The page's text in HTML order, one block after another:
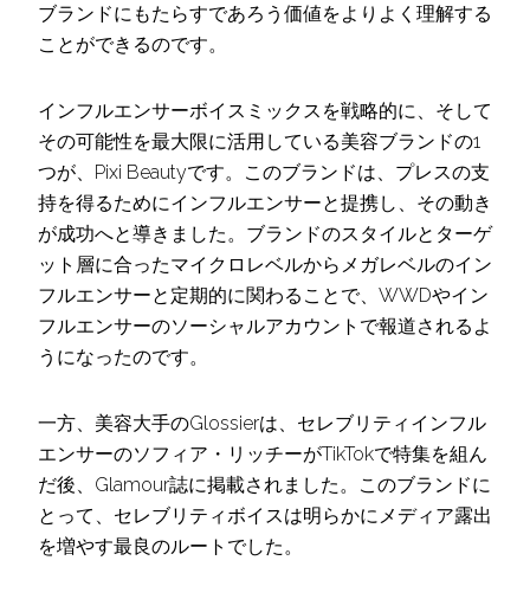
ブランドにもたらすであろう価値をよりよく理解する
ことができるのです。
インフルエンサーボイスミックスを戦略的に、そして
その可能性を最大限に活用している美容ブランドの1
つが、Pixi Beautyです。このブランドは、プレスの支
持を得るためにインフルエンサーと提携し、その動き
が成功へと導きました。ブランドのスタイルとターゲ
ット層に合ったマイクロレベルからメガレベルのイン
フルエンサーと定期的に関わることで、WWDやイン
フルエンサーのソーシャルアカウントで報道されるよ
うになったのです。
一方、美容大手のGlossierは、セレブリティインフル
エンサーのソフィア・リッチーがTikTokで特集を組ん
だ後、Glamour誌に掲載されました。このブランドに
とって、セレブリティボイスは明らかにメディア露出
を増やす最良のルートでした。